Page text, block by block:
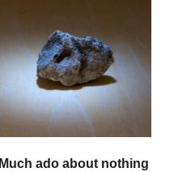
Much ado about nothing